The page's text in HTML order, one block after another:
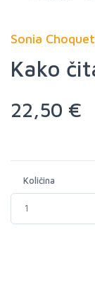
Sonia
Kako
22,50 €
Količina